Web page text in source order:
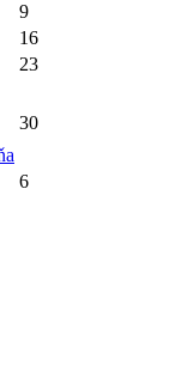
9
16
23
30
6